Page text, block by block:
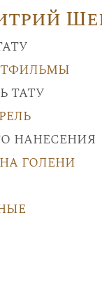
тату
нанесения
голени